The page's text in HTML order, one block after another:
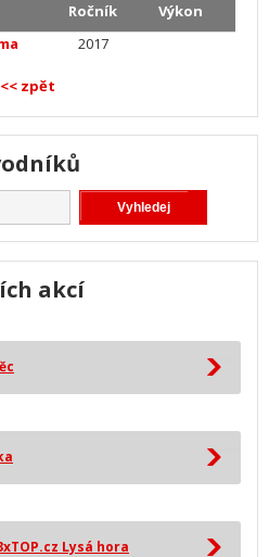
Ročník
Výkon
2017
<< zpět
akcí
Lysá hora